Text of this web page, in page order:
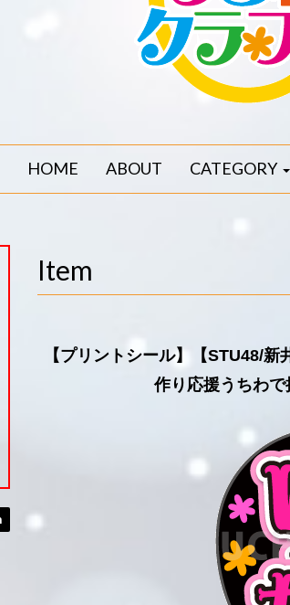
HOME ABOUT CATEGORY
Item
【プリントシール】【STU48/
作り応援うちわで